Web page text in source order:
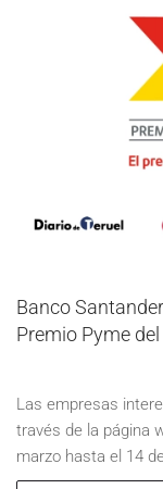
Banco
Premio Pyme
Las empresas
través de la página
marzo hasta el 14